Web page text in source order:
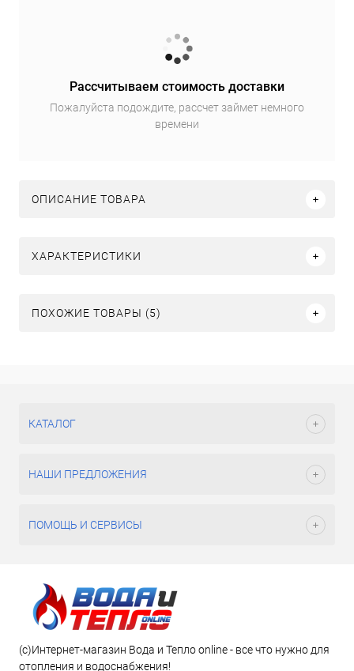
Рассчитываем стоимость доставки
Пожалуйста подождите, рассчет займет немного
времени
ОПИСАНИЕ ТОВАРА
ХАРАКТЕРИСТИКИ
ПОХОЖИЕ ТОВАРЫ (5)
КАТАЛОГ
НАШИ ПРЕДЛОЖЕНИЯ
ПОМОЩЬ И СЕРВИСЫ
(c)Интернет-магазин Вода и Тепло online - все что нужно для
отопления и водоснабжения!